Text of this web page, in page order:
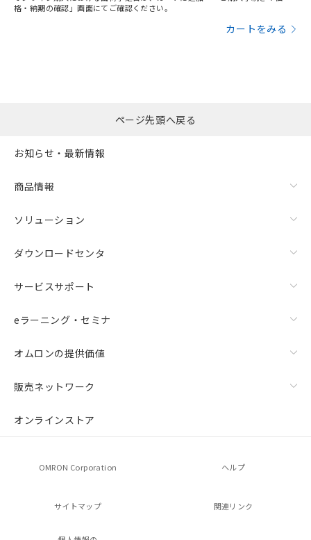
格・納期の確認」画面にてご確認ください。
カートをみる
ページ先頭へ戻る
お知らせ・最新情報
商品情報
ソリューション
ダウンロードセンタ
サービスサポート
eラーニング・セミナ
オムロンの提供価値
販売ネットワーク
オンラインストア
OMRON Corporation ヘルプ
サイトマップ 関連リンク